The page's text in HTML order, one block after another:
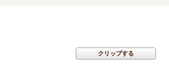
クリップする